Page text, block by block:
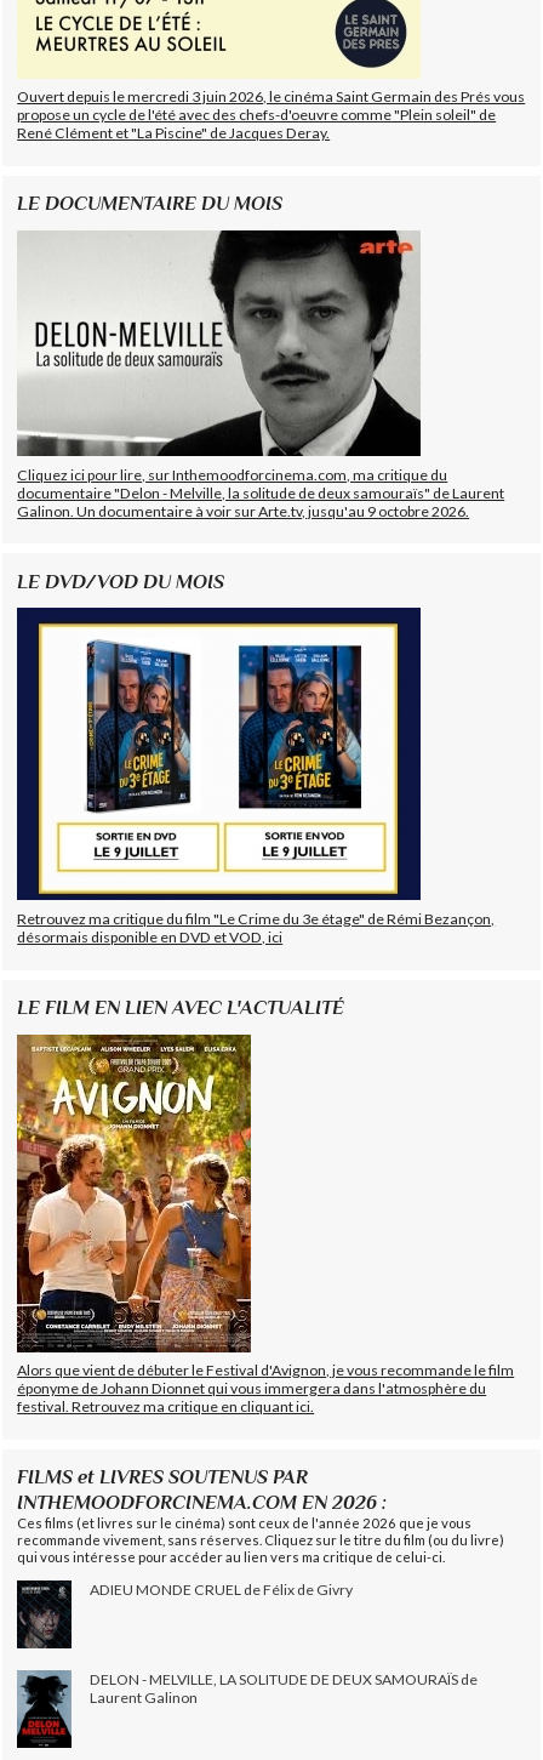
Ouvert depuis le mercredi 3 juin 2026, le cinéma Saint Germain des Prés vous
propose un cycle de l'été avec des chefs-d'oeuvre comme "Plein soleil" de
René Clément et "La Piscine" de Jacques Deray.
LE DOCUMENTAIRE DU MOIS
Cliquez ici pour lire, sur Inthemoodforcinema.com, ma critique du
documentaire "Delon - Melville, la solitude de deux samouraïs" de Laurent
Galinon. Un documentaire à voir sur Arte.tv, jusqu'au 9 octobre 2026.
LE DVD/VOD DU MOIS
Retrouvez ma critique du film "Le Crime du 3e étage" de Rémi Bezançon,
désormais disponible en DVD et VOD, ici
LE FILM EN LIEN AVEC L'ACTUALITÉ
Alors que vient de débuter le Festival d'Avignon, je vous recommande le film
éponyme de Johann Dionnet qui vous immergera dans l'atmosphère du
festival. Retrouvez ma critique en cliquant ici.
FILMS et LIVRES SOUTENUS PAR
INTHEMOODFORCINEMA.COM EN 2026 :
Ces films (et livres sur le cinéma) sont ceux de l'année 2026 que je vous
recommande vivement, sans réserves. Cliquez sur le titre du film (ou du livre)
qui vous intéresse pour accéder au lien vers ma critique de celui-ci.
ADIEU MONDE CRUEL de Félix de Givry
DELON - MELVILLE, LA SOLITUDE DE DEUX SAMOURAÏS de
Laurent Galinon